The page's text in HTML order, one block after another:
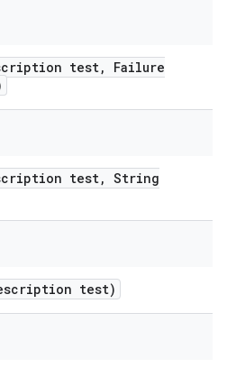
test,
Failure
test, String
test)